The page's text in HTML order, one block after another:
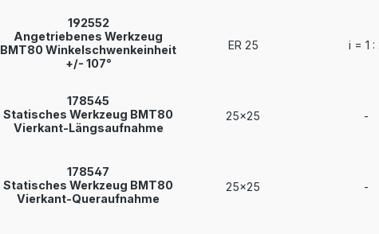
192552
Angetriebenes Werkzeug
BMT80 Winkelschwenkeinheit
+/- 107°
ER 25 i = 1 :
178545
Statisches Werkzeug BMT80
Vierkant-Längsaufnahme
25x25 -
178547
Statisches Werkzeug BMT80
Vierkant-Queraufnahme
25x25 -